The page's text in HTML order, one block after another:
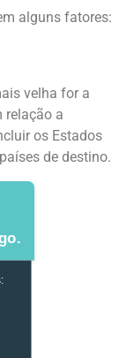
alguns fatores:
velha for a
relação a
os Estados
de destino.